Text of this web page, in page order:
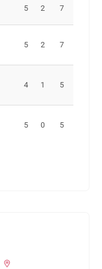
5 2 7
5 2 7
4 1 5
5 0 5